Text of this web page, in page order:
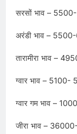
सरसों भाव –
अरंडी भाव –
तारामीरा भाव –
ग्वार भाव – 5100-
ग्वार गम भाव –
जीरा भाव –